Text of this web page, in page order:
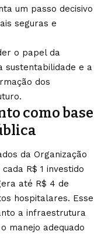
um passo decisivo
seguras e
o papel da
sustentabilidade e a
dos
como base
da Organização
R$ 1 investido
até R$ 4 de
hospitalares. Esse
a infraestrutura
manejo adequado